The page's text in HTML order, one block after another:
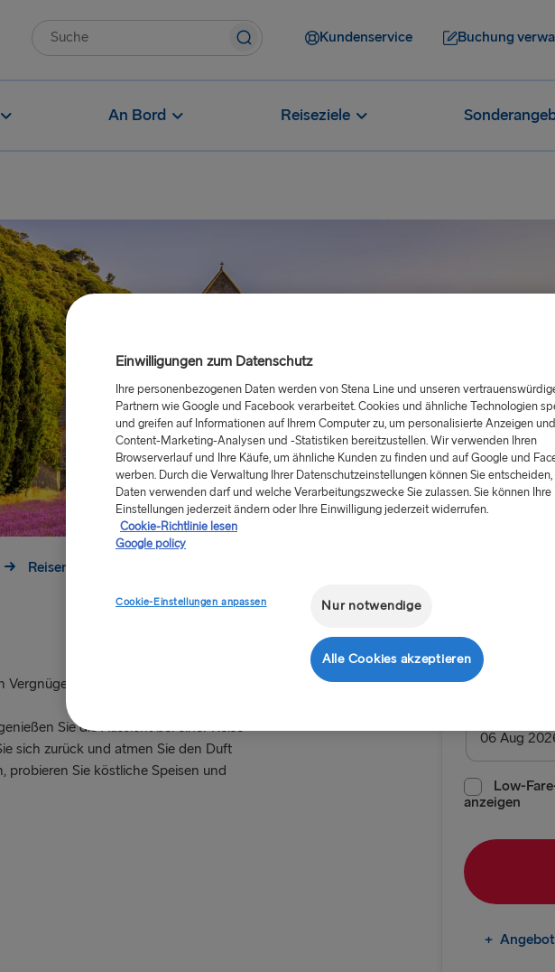
Kundenservice Buchung
An Bord Reiseziele
Reisen nach Frankreich
Sie die Aussicht bei einer Reise
sich zurück und atmen Sie den Duft
probieren Sie köstliche Speisen und
Ab 107.00€
einfache
Harwich
Kiel →
Rostock →
Göteborg →
Trelleborg
Low-
anzeigen
+
Einwilligungen zum Datenschutz
Ihre personenbezogenen Daten werden von Stena Line und unseren
Partnern wie Google und Facebook verarbeitet. Cookies und ähnliche Technologien
und greifen auf Informationen auf Ihrem Computer zu, um personalisierte Anzeigen und
Content-Marketing-Analysen und -Statistiken bereitzustellen. Wir verwenden Ihren
Browserverlauf und Ihre Käufe, um ähnliche Kunden zu finden und auf Google und
werben. Durch die Verwaltung Ihrer Datenschutzeinstellungen können Sie entscheiden,
Daten verwenden darf und welche Verarbeitungszwecke Sie zulassen. Sie können Ihre
Einstellungen jederzeit ändern oder Ihre Einwilligung jederzeit widerrufen.
Cookie-Richtlinie lesen
Google policy
Cookie-Einstellungen anpassen Nur notwendige
Alle Cookies akzeptieren